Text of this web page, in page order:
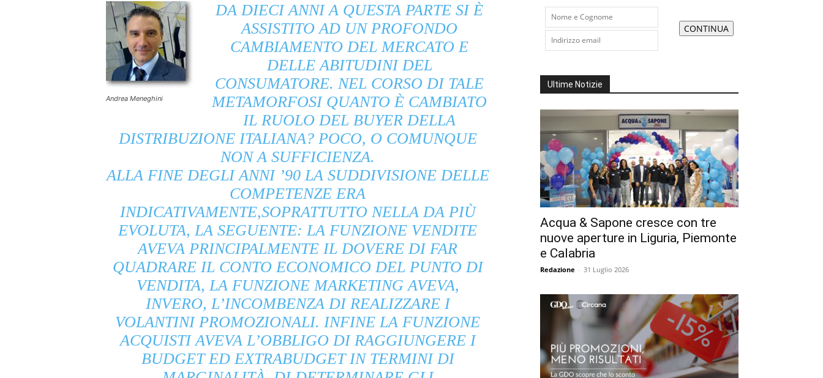
Andrea Meneghini
DA DIECI ANNI A QUESTA PARTE SI È
ASSISTITO AD UN PROFONDO
CAMBIAMENTO DEL MERCATO E
DELLE ABITUDINI DEL
CONSUMATORE. NEL CORSO DI TALE
METAMORFOSI QUANTO È CAMBIATO
IL RUOLO DEL BUYER DELLA
DISTRIBUZIONE ITALIANA? POCO, O COMUNQUE
NON A SUFFICIENZA.
ALLA FINE DEGLI ANNI ’90 LA SUDDIVISIONE DELLE
COMPETENZE ERA
INDICATIVAMENTE,SOPRATTUTTO NELLA DA PIÙ
EVOLUTA, LA SEGUENTE: LA FUNZIONE VENDITE
AVEVA PRINCIPALMENTE IL DOVERE DI FAR
QUADRARE IL CONTO ECONOMICO DEL PUNTO DI
VENDITA, LA FUNZIONE MARKETING AVEVA,
INVERO, L’INCOMBENZA DI REALIZZARE I
VOLANTINI PROMOZIONALI. INFINE LA FUNZIONE
ACQUISTI AVEVA L’OBBLIGO DI RAGGIUNGERE I
BUDGET ED EXTRABUDGET IN TERMINI DI
Ultime Notizie
Acqua & Sapone cresce con tre
nuove aperture in Liguria, Piemonte
e Calabria
Redazione - 31 Luglio 2026